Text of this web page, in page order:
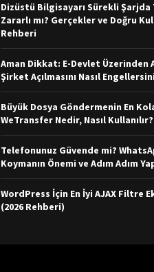
Dizüstü Bilgisayarı Sürekli Şarjda
Zararlı mı? Gerçekler ve Doğru
Rehberi
Aman Dikkat: E-Devlet Üzerinden
Şirket Açılmasını Nasıl
Büyük Dosya Göndermenin En
WeTransfer Nedir, Nasıl Kullanılır?
Telefonunuz Güvende mi?
Koymanın Önemi ve Adım Adım
WordPress İçin En İyi AJAX Filtre
(2026 Rehberi)